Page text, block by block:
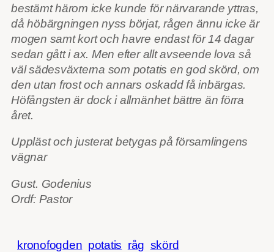
bestämt härom icke kunde för närvarande yttras,
då höbärgningen nyss börjat, rågen ännu icke är
mogen samt kort och havre endast för 14 dagar
sedan gått i ax. Men efter allt avseende lova så
väl sädesväxterna som potatis en god skörd, om
den utan frost och annars oskadd få inbärgas.
Höfångsten är dock i allmänhet bättre än förra
året.
Uppläst och justerat betygas på församlingens
vägnar
Gust. Godenius
Ordf: Pastor
kronofogden potatis råg skörd